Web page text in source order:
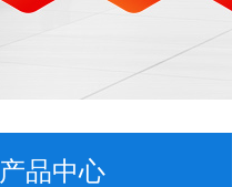
产品中心